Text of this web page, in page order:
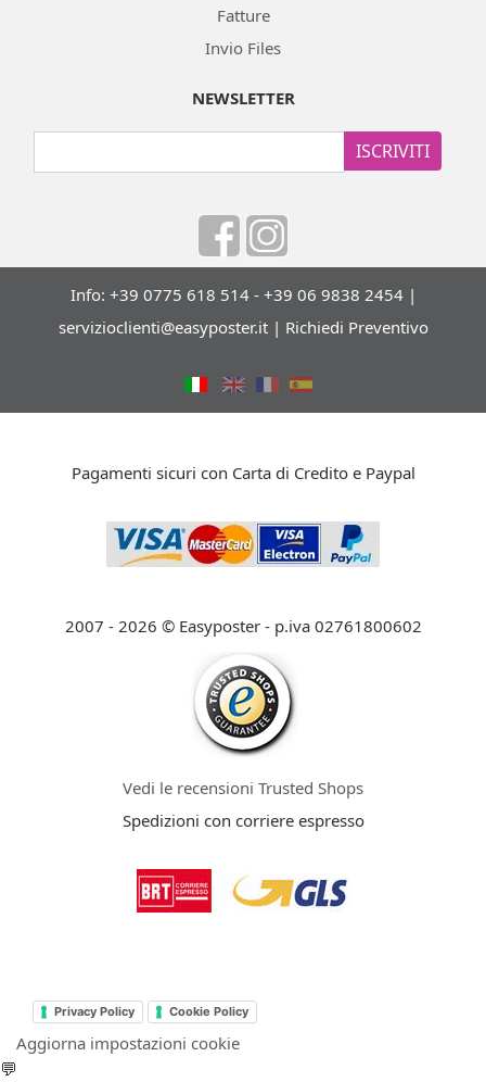
Fatture
Invio Files
NEWSLETTER
ISCRIVITI
Info: +39 0775 618 514 - +39 06 9838 2454 |
servizioclienti@easyposter.it| Richiedi Preventivo
Pagamenti sicuri con Carta di Credito e Paypal
2007 - 2026 © Easyposter - p.iva 02761800602
Vedi le recensioni Trusted Shops
Spedizioni con corriere espresso
Privacy Policy Cookie Policy
Aggiorna impostazioni cookie
💬